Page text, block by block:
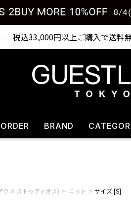
税込33,000円以上ご購入で送
BRAND
クネ ストゥディオズ) ニット サイズ:[S]